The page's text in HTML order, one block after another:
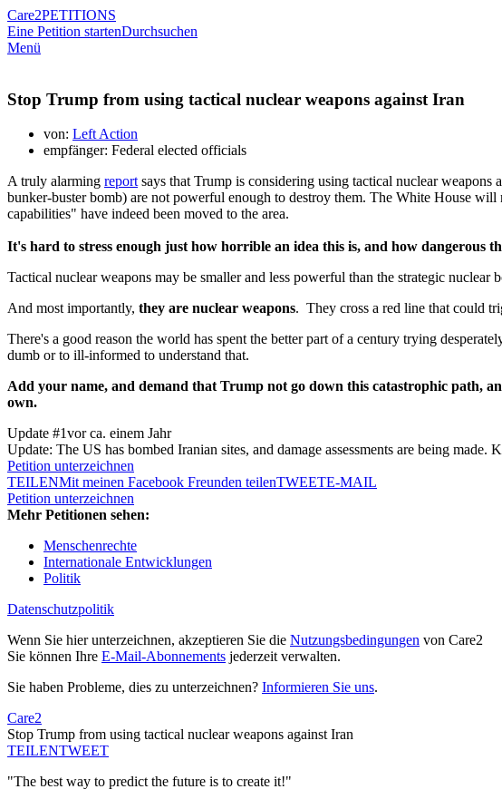
Care2PETITIONS
Eine Petition startenDurchsuchen
Menü
Stop Trump from using tactical nuclear weapons against Iran
von: Left Action
empfänger: Federal elected officials
A truly alarming reportsays that Trump is considering using tactical nuclear
bunker-buster bomb) are not powerful enough to destroy them. The White House
capabilities" have indeed been moved to the area.
It's hard to stress enough just how horrible an idea this is, and how dangerous
Tactical nuclear weapons may be smaller and less powerful than the strategic
And most importantly, they are nuclear weapons. They cross a red line that could
There's a good reason the world has spent the better part of a century trying
dumb or to ill-informed to understand that.
Add your name, and demand that Trump not go down this catastrophic path,
own.
Update #1vor ca. einem Jahr
Update: The US has bombed Iranian sites, and damage assessments are being made.
Petition unterzeichnen
TEILENMit meinen Facebook Freunden teilenTWEETE-MAIL
Petition unterzeichnen
Mehr Petitionen sehen:
Menschenrechte
Internationale Entwicklungen
Politik
Datenschutzpolitik
Wenn Sie hier unterzeichnen, akzeptieren Sie die Nutzungsbedingungen von Care2
Sie können Ihre E-Mail-Abonnements jederzeit verwalten.
Sie haben Probleme, dies zu unterzeichnen? Informieren Sie uns.
Care2
Stop Trump from using tactical nuclear weapons against Iran
TEILENTWEET
"The best way to predict the future is to create it!"